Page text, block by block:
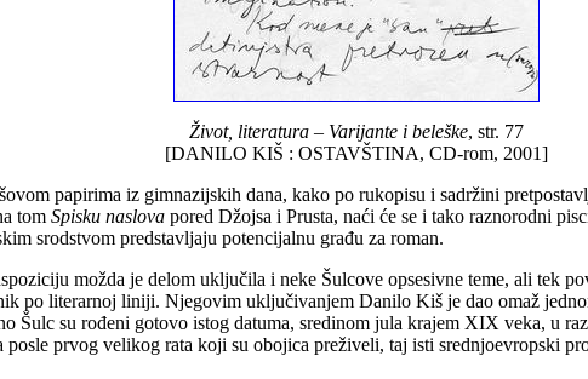
Život, literatura – Varijante i beleške, str. 77
[DANILO KIŠ : OSTAVŠTINA, CD-rom, 2001]
papirima iz gimnazijskih dana, kako po rukopisu i sadržini
tom Spisku naslova pored Džojsa i Prusta, naći će se i tako raznorodni
srodstvom predstavljaju potencijalnu građu za roman.
možda je delom uključila i neke Šulcove opsesivne teme, ali tek
po literarnoj liniji. Njegovim uključivanjem Danilo Kiš je dao omaž
Šulc su rođeni gotovo istog datuma, sredinom jula krajem XIX veka, u
posle prvog velikog rata koji su obojica preživeli, taj isti srednjoevropski